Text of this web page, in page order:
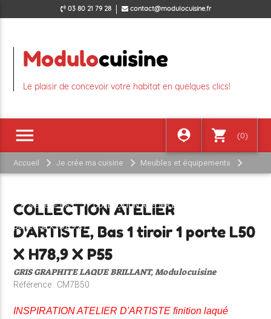
03 80 21 79 28 contact@modulocuisine.fr
Modulocuisine
Le plaisir de concevoir votre habitat en quelques clics!
person_pin shopping_cart (0)
menu
Accueil Je crée ma cuisine Meubles et équipements
MEUBLE BAS COLLECTION ATELIER D'ARTISTE, Bas 1 tiroir 1
porte L50 X H78,9 X P55
COLLECTION ATELIER
D'ARTISTE, Bas 1 tiroir 1 porte L50
X H78,9 X P55
GRIS GRAPHITE LAQUE BRILLANT, Modulocuisine
Référence : CM7B50
INSPIRATION ATELIER D'ARTISTE finition laqué